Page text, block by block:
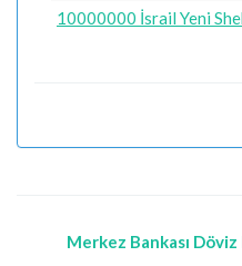
10000000 İsrail Yeni
Merkez Bankası Döviz